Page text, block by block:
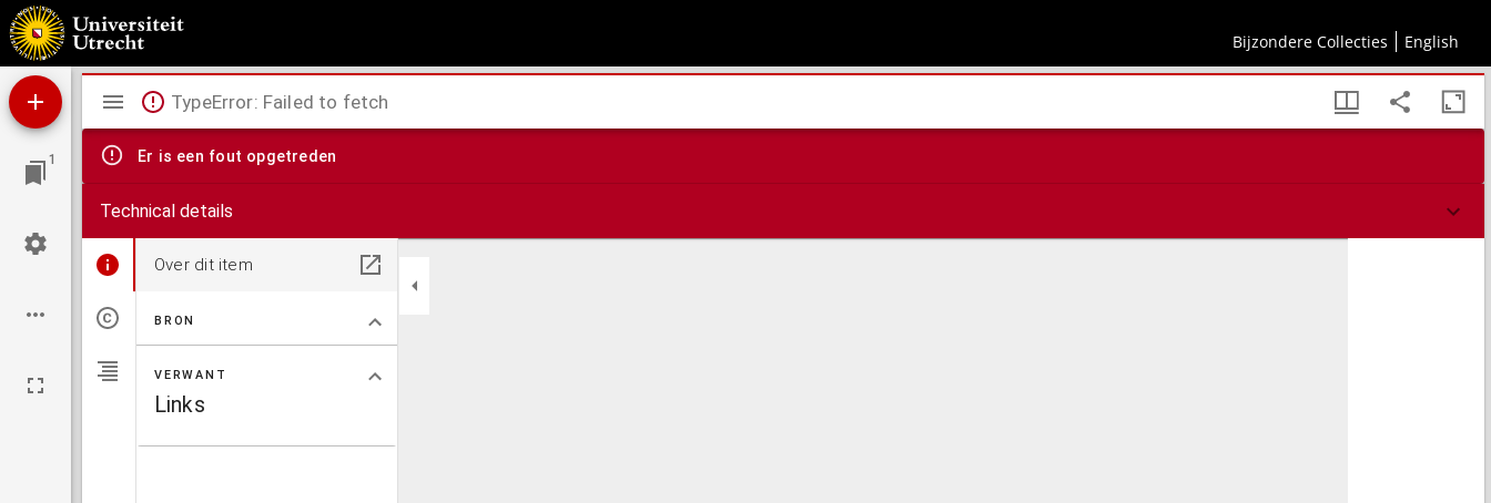
Bijzondere Collecties English
Disputatio juridica inauguralis de novationibus & delegationibus, Cod. lib. 8 Tit. 42
1
Mirador
viewer
TypeError: Failed to fetch
Er is een fout opgetreden
Technical details
Over dit item
BRON
VERWANT
Links